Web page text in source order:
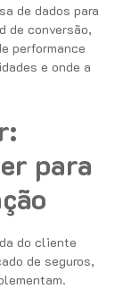
de dados para
de conversão,
performance
e onde a
para
do cliente
de seguros,